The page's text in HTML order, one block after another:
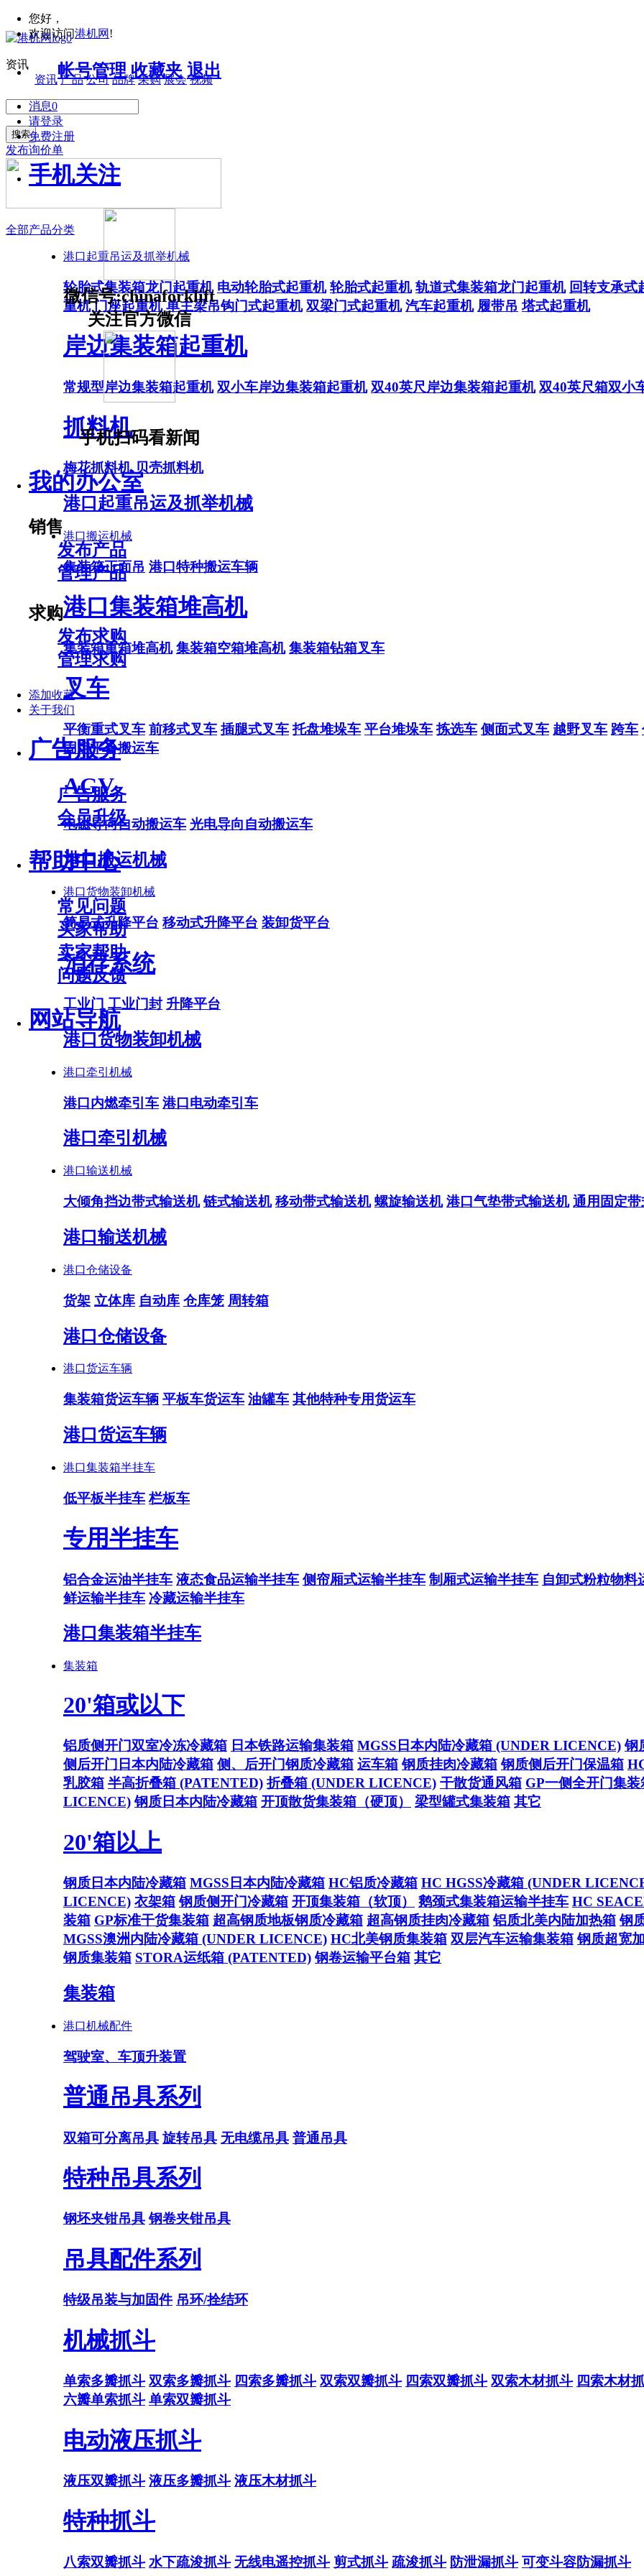
您好，
欢迎访问港机网 !
帐号管理 收藏夹 退出
消息0
请登录
免费注册
手机关注
微信号:chinaforklift
关注官方微信
手机扫码看新闻
我的办公室
销售
发布产品
管理产品
求购
发布求购
管理求购
添加收藏
关于我们
广告服务
广告服务
会员升级
帮助中心
常见问题
买家帮助
卖家帮助
问题反馈
网站导航
资讯
资讯 产品 公司 品牌 采购 展会 视频
搜索
发布询价单
全部产品分类
港口起重吊运及抓举机械
轮胎式集装箱龙门起重机 电动轮胎式起重机 轮胎式起重机 轨道式集装箱龙门起重机 回转支承式
重机 门座起重机 单主梁吊钩门式起重机 双梁门式起重机 汽车起重机 履带吊 塔式起重机
岸边集装箱起重机
常规型岸边集装箱起重机 双小车岸边集装箱起重机 双40英尺岸边集装箱起重机 双40英尺箱双小
抓料机
梅花抓料机 贝壳抓料机
港口起重吊运及抓举机械
港口搬运机械
集装箱正面吊 港口特种搬运车辆
港口集装箱堆高机
集装箱重箱堆高机 集装箱空箱堆高机 集装箱钻箱叉车
叉车
平衡重式叉车 前移式叉车 插腿式叉车 托盘堆垛车 平台堆垛车 拣选车 侧面式叉车 越野叉车 跨车
固定平台搬运车
AGV
电磁导向自动搬运车 光电导向自动搬运车
港口搬运机械
港口货物装卸机械
简易式升降平台 移动式升降平台 装卸货平台
泊存系统
工业门 工业门封 升降平台
港口货物装卸机械
港口牵引机械
港口内燃牵引车 港口电动牵引车
港口牵引机械
港口输送机械
大倾角挡边带式输送机 链式输送机 移动带式输送机 螺旋输送机 港口气垫带式输送机 通用固定
港口输送机械
港口仓储设备
货架 立体库 自动库 仓库笼 周转箱
港口仓储设备
港口货运车辆
集装箱货运车辆 平板车货运车 油罐车 其他特种专用货运车
港口货运车辆
港口集装箱半挂车
低平板半挂车 栏板车
专用半挂车
铝合金运油半挂车 液态食品运输半挂车 侧帘厢式运输半挂车 制厢式运输半挂车 自卸式粉粒物料
鲜运输半挂车 冷藏运输半挂车
港口集装箱半挂车
集装箱
20'箱或以下
铝质侧开门双室冷冻冷藏箱 日本铁路运输集装箱 MGSS日本内陆冷藏箱 (UNDER LICENCE) 钢
侧后开门日本内陆冷藏箱 侧、后开门钢质冷藏箱 运车箱 钢质挂肉冷藏箱 钢质侧后开门保温箱
乳胶箱 半高折叠箱 (PATENTED) 折叠箱 (UNDER LICENCE) 干散货通风箱 GP一侧全开门集装
LICENCE) 钢质日本内陆冷藏箱 开顶散货集装箱（硬顶） 梁型罐式集装箱 其它
20'箱以上
钢质日本内陆冷藏箱 MGSS日本内陆冷藏箱 HC铝质冷藏箱 HC HGSS冷藏箱 (UNDER
LICENCE) 衣架箱 钢质侧开门冷藏箱 开顶集装箱（软顶） 鹅颈式集装箱运输半挂车 HC
装箱 GP标准干货集装箱 超高钢质地板钢质冷藏箱 超高钢质挂肉冷藏箱 铝质北美内陆加热箱 钢
MGSS澳洲内陆冷藏箱 (UNDER LICENCE) HC北美钢质集装箱 双层汽车运输集装箱 钢质超宽
钢质集装箱 STORA运纸箱 (PATENTED) 钢卷运输平台箱 其它
集装箱
港口机械配件
驾驶室、车顶升装置
普通吊具系列
双箱可分离吊具 旋转吊具 无电缆吊具 普通吊具
特种吊具系列
钢坯夹钳吊具 钢卷夹钳吊具
吊具配件系列
特级吊装与加固件 吊环/拴结环
机械抓斗
单索多瓣抓斗 双索多瓣抓斗 四索多瓣抓斗 双索双瓣抓斗 四索双瓣抓斗 双索木材抓斗 四索木材
六瓣单索抓斗 单索双瓣抓斗
电动液压抓斗
液压双瓣抓斗 液压多瓣抓斗 液压木材抓斗
特种抓斗
八索双瓣抓斗 水下疏浚抓斗 无线电遥控抓斗 剪式抓斗 疏浚抓斗 防泄漏抓斗 可变斗容防漏抓斗